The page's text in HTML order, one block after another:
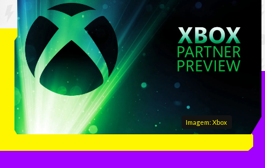
Imagem: Xbox